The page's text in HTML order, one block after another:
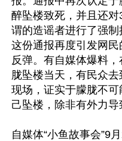
醉坠楼致死，并且还对
谓的造谣者进行了强制
这份通报再度引发网民
反弹。有自媒体爆料，
胧坠楼当天，有民众去
现场，证实于朦胧不可
己坠楼，除非有外力导
自媒体“小鱼故事会”9